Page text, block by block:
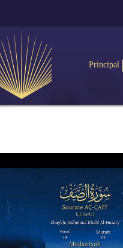
Principal